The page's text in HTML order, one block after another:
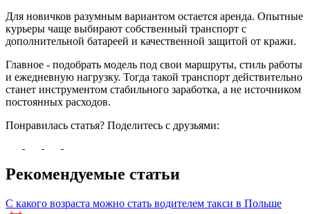
Для новичков разумным вариантом остается аренда. Опытные
курьеры чаще выбирают собственный транспорт с
дополнительной батареей и качественной защитой от кражи.
Главное - подобрать модель под свои маршруты, стиль работы
и ежедневную нагрузку. Тогда такой транспорт действительно
станет инструментом стабильного заработка, а не источником
постоянных расходов.
Понравилась статья? Поделитесь с друзьями:
Рекомендуемые статьи
С какого возраста можно стать водителем такси в Польше